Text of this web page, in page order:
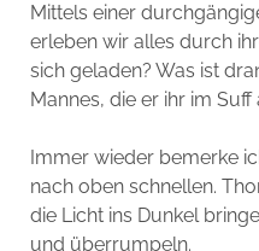
Mittels einer
erleben wir alles durch
sich geladen? Was ist
Mannes, die er ihr im
Immer wieder bemerke
nach oben schnellen.
die Licht ins Dunkel
und überrumpeln.